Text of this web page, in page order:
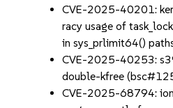
CVE-2025-40201:
racy usage of
in sys_prlimit64()
CVE-2025-40253:
double-kfree
CVE-2025-68794: